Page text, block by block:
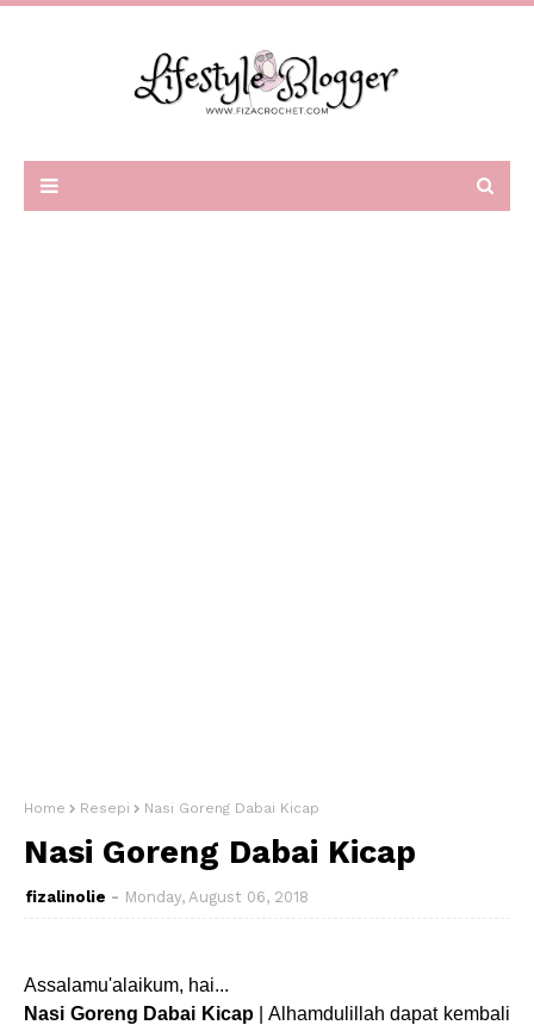
Home Resepi Nasi Goreng Dabai Kicap
Nasi Goreng Dabai Kicap
fizalinolie Monday, August 06, 2018
Assalamu'alaikum, hai...
Nasi Goreng Dabai Kicap| Alhamdulillah dapat kembali